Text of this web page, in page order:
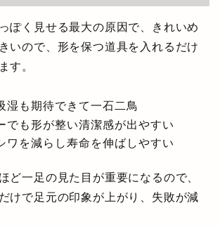
ぽく見せる最大の原因で、きれいめ
いので、形を保つ道具を入れるだけ
す。
湿も期待できて一石二鳥
でも形が整い清潔感が出やすい
ワを減らし寿命を伸ばしやすい
ど一足の見た目が重要になるので、
けで足元の印象が上がり、失敗が減